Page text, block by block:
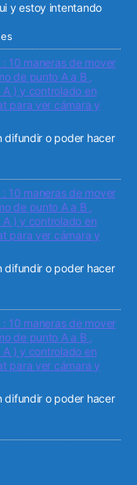
y estoy intentando
: 10 maneras de mover
de punto A a B ,
) y controlado en
para ver cámara y
difundir o poder hacer
: 10 maneras de mover
de punto A a B ,
) y controlado en
para ver cámara y
difundir o poder hacer
: 10 maneras de mover
de punto A a B ,
) y controlado en
para ver cámara y
difundir o poder hacer